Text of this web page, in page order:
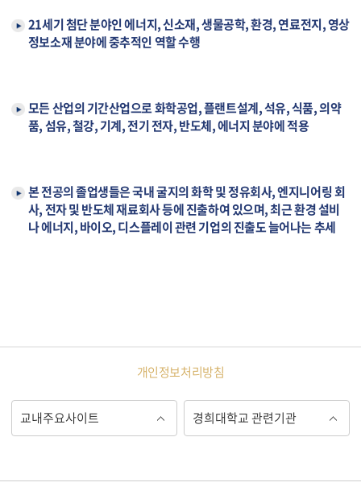
21세기 첨단 분야인 에너지, 신소재, 생물공학, 환경, 연료전지, 영상
정보소재 분야에 중추적인 역할 수행
모든 산업의 기간산업으로 화학공업, 플랜트설계, 석유, 식품, 의약
품, 섬유, 철강, 기계, 전기 전자, 반도체, 에너지 분야에 적용
본 전공의 졸업생들은 국내 굴지의 화학 및 정유회사, 엔지니어링 회
사, 전자 및 반도체 재료회사 등에 진출하여 있으며, 최근 환경 설비
나 에너지, 바이오, 디스플레이 관련 기업의 진출도 늘어나는 추세
개인정보처리방침